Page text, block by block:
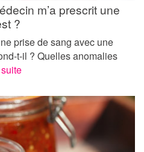
m’a prescrit une
?
prise de sang avec une
t-il ? Quelles anomalies